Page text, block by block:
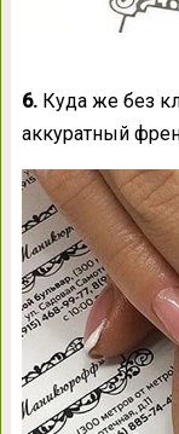
6.Куда же без
аккуратный